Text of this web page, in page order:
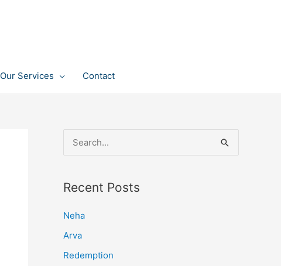
Our Services Contact
e
r
f
o
Recent Posts
Neha
Arva
Redemption